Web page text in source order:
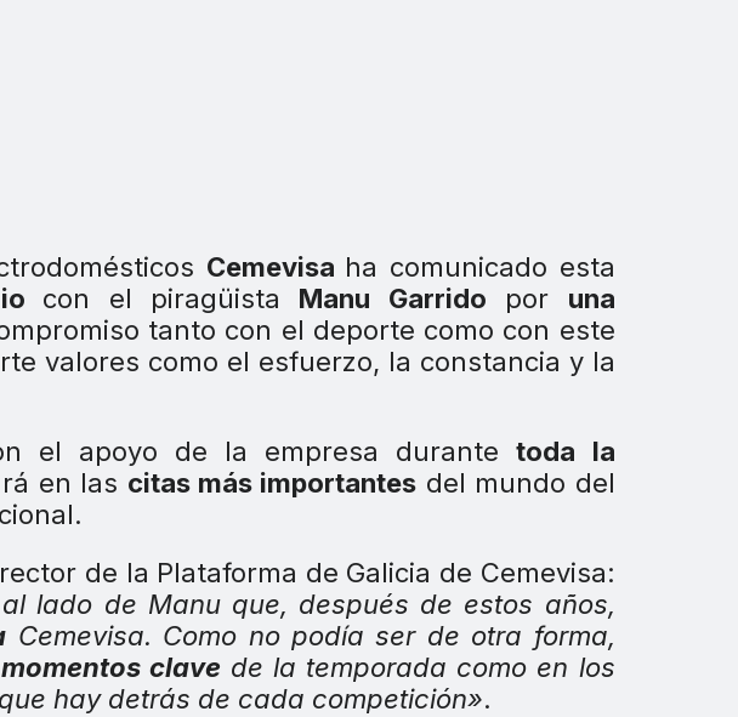
Cemevisa ha comunicado esta
con el piragüista Manu Garrido por una
tanto con el deporte como con este
valores como el esfuerzo, la constancia y la
el apoyo de la empresa durantetoda la
en las citas más importantes del mundo del
de la Plataforma de Galicia de Cemevisa:
lado de Manu que, después de estos años,
Cemevisa. Como no podía ser de otra forma,
clave de la temporada como en los
hay detrás de cada competición».